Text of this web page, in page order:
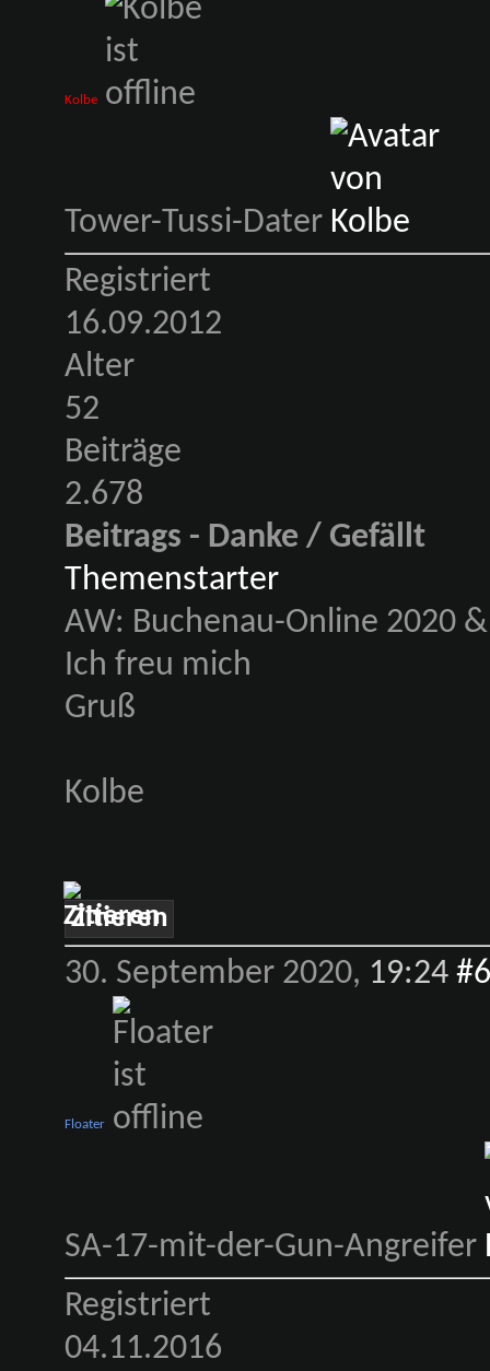
Kolbe
Tower-Tussi-Dater
Registriert
16.09.2012
Alter
52
Beiträge
2.678
Beitrags - Danke / Gefällt
Themenstarter
AW: Buchenau-Online 2020
Ich freu mich
Gruß
Kolbe
Zitieren
30. September 2020, 19:24 #6
Floater
SA-17-mit-der-Gun-Angreifer
Registriert
04.11.2016